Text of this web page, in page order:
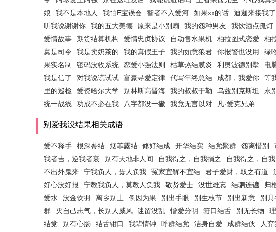
娘
我不是本地人 我怕E宝误会 智者不入爱河 如果xx的话 迪迦来接我了
听我说谢谢你
我的五大美德 原来是小别扇 我的怨种男友 我饮酒点孤灯
爱情故事
期货结算机构 爱情忠贞协议 自动售水果机 柏拉图式恋爱 柏
舅是司令
我是卖奶茶的 我的真假王子 我的如意狼君 你报警也没用 绿
果实名制
密码没收系统 恋爱小强法则 枯草热结膜炎 利奥波德别墅 电
我是信了
对我说谎试试 富豪寻爱定律 代写年终总结 成都，我爱你 等
里的巡检
爱资哈尔大学 别林斯高晋海 我的叔叔于勒 乌兹别克斯坦 永
统一战线
功成不必在我 八字都没一撇 我竟无言以对 凡·爱克兄弟
别爱我没结果相关成语
爱不释手 根深蔕结 烟菲露结 修好结成 开华结实 结党聚群 怨离惜别
我者吉，逆我者衰
别有天地非人间 自我得之，自我捐之 自我得之，自我
不出外鬼来
宁我负人，毋人负我 冤家宜解不宜结 君子爱财，取之有道
好心没好报
宁教我负人，莫教人负我 敬贤爱士 没世难忘 结驷连镳 归
爱水
没金饮羽 离乡别土 倒因为果 别出手眼 别生枝节 别出新意 别具
群
灭自己志气，长别人威风 迷留没乱 憎爱分明 箝口结舌 别无长物
结党
别有心肠 结舌钳口 我辈情钟 呼群结党 洁身自爱 成群结伙 人